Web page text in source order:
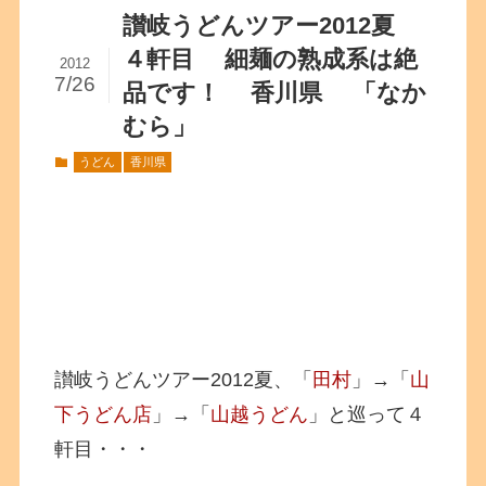
讃岐うどんツアー2012夏
４軒目 細麺の熟成系は絶
品です！ 香川県 「なか
むら」
2012
7/26
うどん 香川県
讃岐うどんツアー2012夏、「 田村 」→「 山
下うどん店 」→「 山越うどん 」と巡って４
軒目・・・